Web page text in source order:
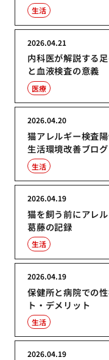
生活
内科医が解説する
と血液検査の意義
2026.04.21
医療
猫アレルギー検査
生活環境改善ブログ
2026.04.20
生活
猫を飼う前にアレ
葛藤の記録
2026.04.19
生活
保健所と病院での
ト・デメリット
2026.04.19
生活
2026.04.19